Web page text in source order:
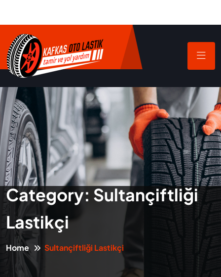
Category: Sultançiftliği
Lastikçi
Home Sultançiftliği Lastikçi